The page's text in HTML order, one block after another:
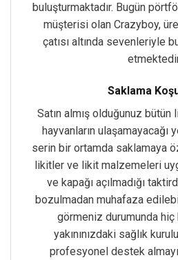
buluşturmaktadır. Bugün
müşterisi olan Crazyboy,
çatısı altında sevenleriyle
Saklama
Satın almış olduğunuz bütün
hayvanların ulaşamayacağı
serin bir ortamda saklamaya
likitler ve likit malzemeleri
ve kapağı açılmadığı
bozulmadan muhafaza
görmeniz durumunda
yakınınızdaki sağlık
profesyonel destek